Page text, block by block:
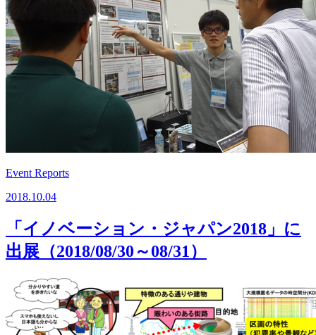
Event Reports
2018.10.04
「イノベーション・ジャパン2018」に
出展（2018/08/30～08/31）